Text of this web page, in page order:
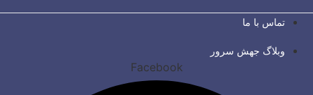
تماس با ما
وبلاگ جهش سرور
Facebook